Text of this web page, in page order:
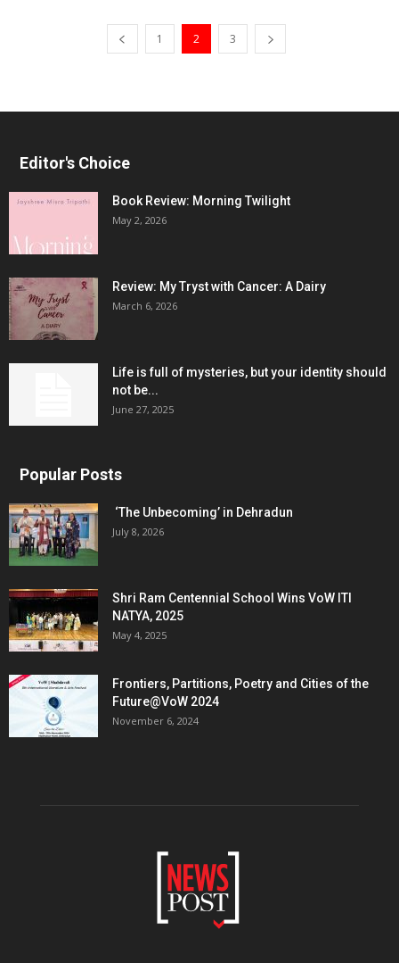
1 2 3
Editor's Choice
Book Review: Morning Twilight
May 2, 2026
Review: My Tryst with Cancer: A Dairy
March 6, 2026
Life is full of mysteries, but your identity should
not be...
June 27, 2025
Popular Posts
‘The Unbecoming’ in Dehradun
July 8, 2026
Shri Ram Centennial School Wins VoW ITI
NATYA, 2025
May 4, 2025
Frontiers, Partitions, Poetry and Cities of the
Future@VoW 2024
November 6, 2024